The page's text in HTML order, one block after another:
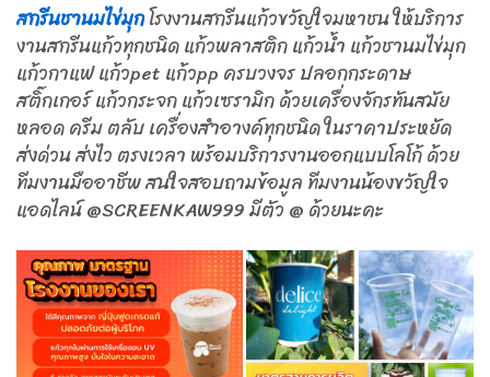
สกรีนชานมไข่มุกโรงงานสกรีนแก้วขวัญใจมหาชน ให้บริการ
งานสกรีนแก้วทุกชนิด แก้วพลาสติก แก้วน้ำ แก้วชานมไข่มุก
แก้วกาแฟ แก้วpet แก้วpp ครบวงจร ปลอกกระดาษ
สติ๊กเกอร์ แก้วกระจก แก้วเซรามิก ด้วยเครื่องจักรทันสมัย
หลอด ครีม ตลับ เครื่องสำอางค์ทุกชนิด ในราคาประหยัด
ส่งด่วน ส่งไว ตรงเวลา พร้อมบริการงานออกแบบโลโก้ ด้วย
ทีมงานมืออาชีพ สนใจสอบถามข้อมูล ทีมงานน้องขวัญใจ
แอดไลน์ @SCREENKAW999 มีตัว @ ด้วยนะคะ